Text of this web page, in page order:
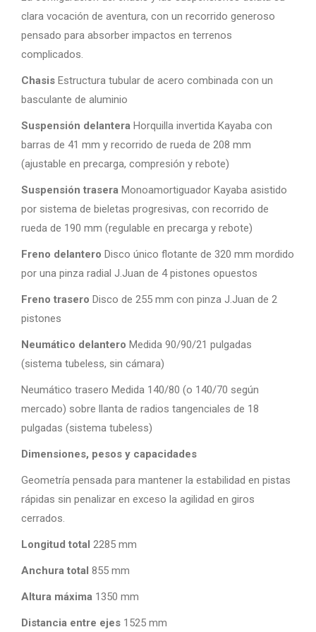
clara vocación de aventura, con un recorrido generoso
pensado para absorber impactos en terrenos
complicados.
Chasis Estructura tubular de acero combinada con un
basculante de aluminio
Suspensión delantera Horquilla invertida Kayaba con
barras de 41 mm y recorrido de rueda de 208 mm
(ajustable en precarga, compresión y rebote)
Suspensión trasera Monoamortiguador Kayaba asistido
por sistema de bieletas progresivas, con recorrido de
rueda de 190 mm (regulable en precarga y rebote)
Freno delantero Disco único flotante de 320 mm mordido
por una pinza radial J.Juan de 4 pistones opuestos
Freno trasero Disco de 255 mm con pinza J.Juan de 2
pistones
Neumático delantero Medida 90/90/21 pulgadas
(sistema tubeless, sin cámara)
Neumático trasero Medida 140/80 (o 140/70 según
mercado) sobre llanta de radios tangenciales de 18
pulgadas (sistema tubeless)
Dimensiones, pesos y capacidades
Geometría pensada para mantener la estabilidad en pistas
rápidas sin penalizar en exceso la agilidad en giros
cerrados.
Longitud total 2285 mm
Anchura total 855 mm
Altura máxima 1350 mm
Distancia entre ejes 1525 mm